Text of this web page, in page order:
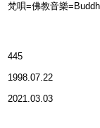
梵唄=佛教音樂
445
1998.07.22
2021.03.03